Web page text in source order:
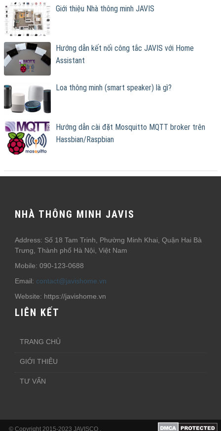
Giới thiệu Nhà thông minh JAVIS
Hướng dẫn kết nối công tắc JAVIS với Home
Assistant
Loa thông minh (smart speaker) là gì?
Hướng dẫn cài đặt Mosquitto MQTT broker trên
Hassbian/Raspbian
NHÀ THÔNG MINH JAVIS
Address: Số 18 Tam Trinh, Phường Minh Khai, Quận Hai Bà
Trưng, Thành phố Hà Nội, Việt Nam
Mobile: 090-123-0688
Email: contact@javishome.vn
Website: https://javishome.vn
LIÊN KẾT
TRANG CHỦ
GIỚI THIÊU
TƯ VẤN
© Copyright 2015-2023 JAVISCO .